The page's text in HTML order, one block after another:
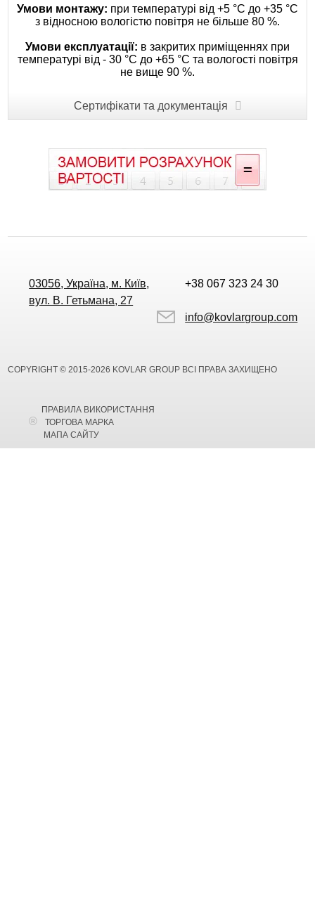
Умови монтажу: при температурі від +5 °C до +35 °С
з відносною вологістю повітря не більше 80 %.
Умови експлуатації: в закритих приміщеннях при
температурі від - 30 °С до +65 °С та вологості повітря
не вище 90 %.
Сертифікати та документація
03056, Україна, м. Київ,
вул. В. Гетьмана, 27
+38 067 323 24 30
info@kovlargroup.com
COPYRIGHT © 2015-2026 KOVLAR GROUP ВСІ ПРАВА ЗАХИЩЕНО
ПРАВИЛА ВИКОРИСТАННЯ
ТОРГОВА МАРКА
МАПА САЙТУ